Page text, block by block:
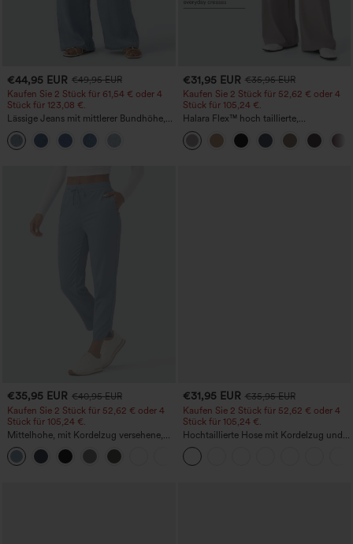
€44,95 EUR €49,95 EUR
Kaufen Sie 2 Stück für 61,54 € oder 4
Stück für 123,08 €.
Lässige Jeans mit mittlerer Bundhöhe,
Kordelzug und Taschen
€31,95 EUR €35,95 EUR
Kaufen Sie 2 Stück für 52,62 € oder 4
Stück für 105,24 €.
Halara Flex™ hoch taillierte,
figurformende Arbeitshose, die die Taille
schmaler wirken lässt, mit Taschen,
weitem Bein und Mikro-Waffelstruktur
€35,95 EUR €40,95 EUR
Kaufen Sie 2 Stück für 52,62 € oder 4
Stück für 105,24 €.
Mittelhohe, mit Kordelzug versehene,
schnelltrocknende Golfhose mit schmal
zulaufendem Schnitt, abgerundetem
Saum und Taschen – UPF 40+
€31,95 EUR €35,95 EUR
Kaufen Sie 2 Stück für 52,62 € oder 4
Stück für 105,24 €.
Hochtaillierte Hose mit Kordelzug und
Taschen, weitem Bein, lässig und locker
in Leinenoptik